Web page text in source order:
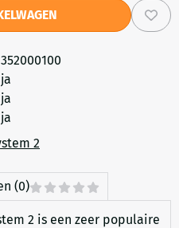
352000100
ja
ja
ja
2
(0)
2 is een zeer populaire